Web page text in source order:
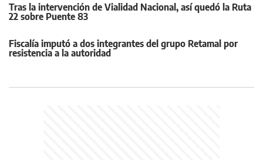
Tras la intervención de Vialidad Nacional, así quedó la Ruta
22 sobre Puente 83
Fiscalía imputó a dos integrantes del grupo Retamal por
resistencia a la autoridad